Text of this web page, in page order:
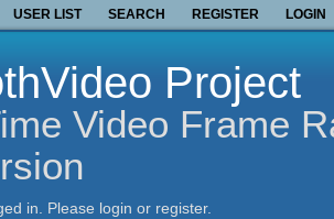
USER LIST SEARCH REGISTER LOGIN
Project
Video Frame
in. Please login or register.